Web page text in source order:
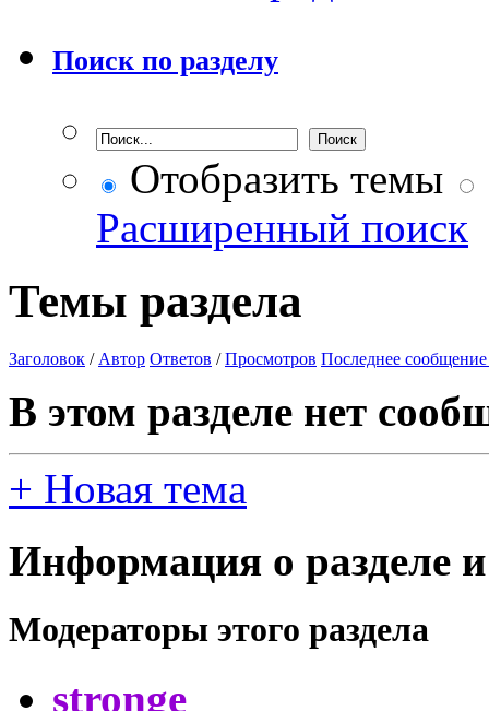
Поиск по разделу
Отобразить темы
Расширенный поиск
Темы раздела
Заголовок / Автор Ответов /Просмотров Последнее сообщение
В этом разделе нет
+ Новая тема
Информация о разделе
Модераторы этого раздела
stronge